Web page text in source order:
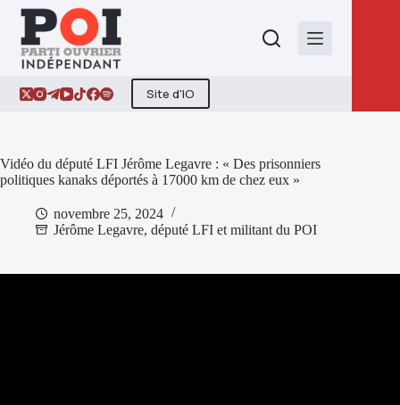
Passer
contenu
Site d'IO
Vidéo du député LFI Jérôme Legavre : « Des prisonniers
politiques kanaks déportés à 17000 km de chez eux »
novembre 25, 2024
Jérôme Legavre, député LFI et militant du POI